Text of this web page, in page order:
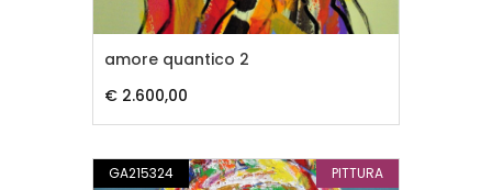
amore quantico 2
€ 2.600,00
GA215324 PITTURA